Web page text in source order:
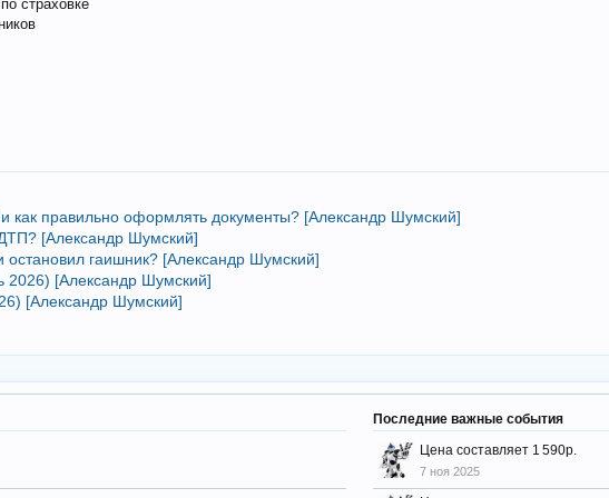
страховке
как правильно оформлять документы? [Александр Шумский]
[Александр Шумский]
остановил гаишник? [Александр Шумский]
2026) [Александр Шумский]
[Александр Шумский]
Последние важные события
Цена составляет 1 590р.
7 ноя 2025